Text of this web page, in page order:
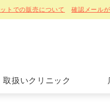
トでの販売について 確認メール
取扱いクリニック